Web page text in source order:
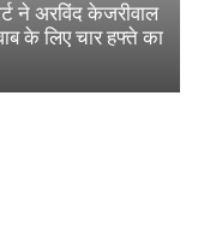
ने अरविंद केजरीवाल
के लिए चार हफ्ते का